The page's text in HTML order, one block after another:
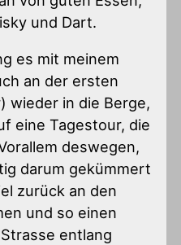
und Dart.
es mit meinem
an der ersten
wieder in die Berge,
eine Tagestour, die
deswegen,
darum gekümmert
zurück an den
und so einen
entlang